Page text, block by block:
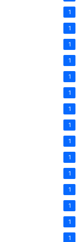
1
1
1
1
1
1
1
1
1
1
1
1
1
1
1